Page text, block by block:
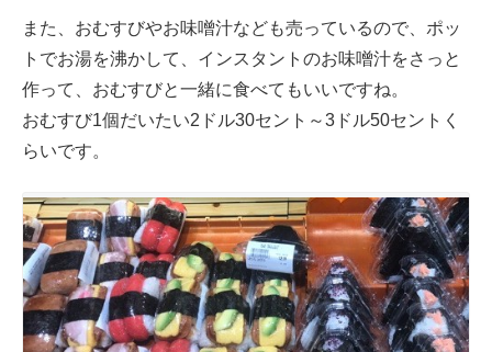
また、おむすびやお味噌汁なども売っているので、ポッ
トでお湯を沸かして、インスタントのお味噌汁をさっと
作って、おむすびと一緒に食べてもいいですね。
おむすび1個だいたい2ドル30セント～3ドル50セントく
らいです。